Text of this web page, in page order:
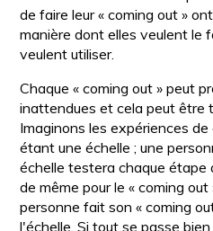
de faire leur « coming out »
manière dont elles veulent le
veulent utiliser.
Chaque « coming out » peut
inattendues et cela peut être
Imaginons les expériences de
étant une échelle ; une
échelle testera chaque étape
de même pour le « coming
personne fait son « coming
l'échelle. Si tout se passe